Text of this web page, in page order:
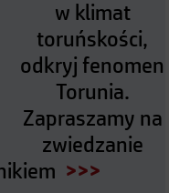
w klimat
toruńskości,
odkryj fenomen
Torunia.
Zapraszamy na
zwiedzanie
>>>